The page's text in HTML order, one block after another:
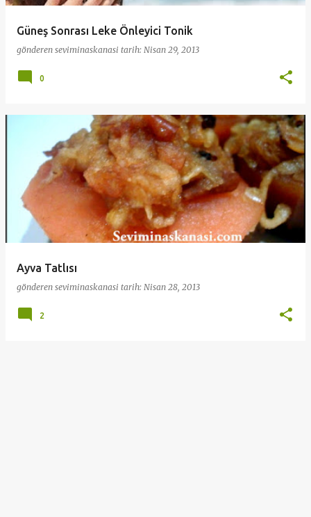
Güneş Sonrası Leke Önleyici Tonik
gönderen seviminaskanasi tarih: Nisan 29, 2013
0
Ayva Tatlısı
gönderen seviminaskanasi tarih: Nisan 28, 2013
2